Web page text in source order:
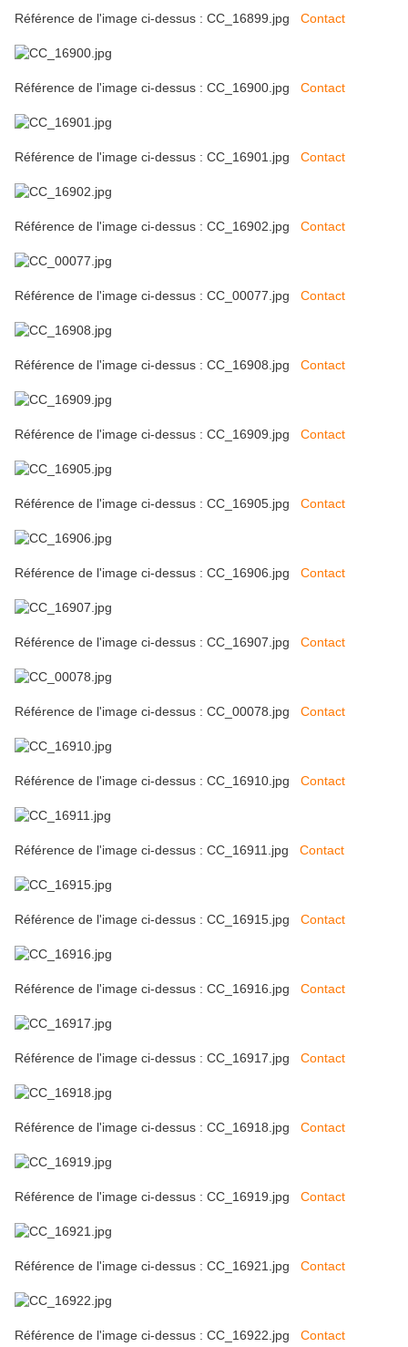
Référence de l'image ci-dessus : CC_16899.jpg Contact
Référence de l'image ci-dessus : CC_16900.jpg Contact
Référence de l'image ci-dessus : CC_16901.jpg Contact
Référence de l'image ci-dessus : CC_16902.jpg Contact
Référence de l'image ci-dessus : CC_00077.jpg Contact
Référence de l'image ci-dessus : CC_16908.jpg Contact
Référence de l'image ci-dessus : CC_16909.jpg Contact
Référence de l'image ci-dessus : CC_16905.jpg Contact
Référence de l'image ci-dessus : CC_16906.jpg Contact
Référence de l'image ci-dessus : CC_16907.jpg Contact
Référence de l'image ci-dessus : CC_00078.jpg Contact
Référence de l'image ci-dessus : CC_16910.jpg Contact
Référence de l'image ci-dessus : CC_16911.jpg Contact
Référence de l'image ci-dessus : CC_16915.jpg Contact
Référence de l'image ci-dessus : CC_16916.jpg Contact
Référence de l'image ci-dessus : CC_16917.jpg Contact
Référence de l'image ci-dessus : CC_16918.jpg Contact
Référence de l'image ci-dessus : CC_16919.jpg Contact
Référence de l'image ci-dessus : CC_16921.jpg Contact
Référence de l'image ci-dessus : CC_16922.jpg Contact